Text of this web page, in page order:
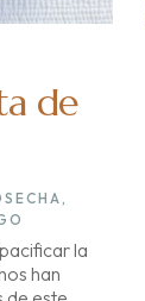
de
,
la
han